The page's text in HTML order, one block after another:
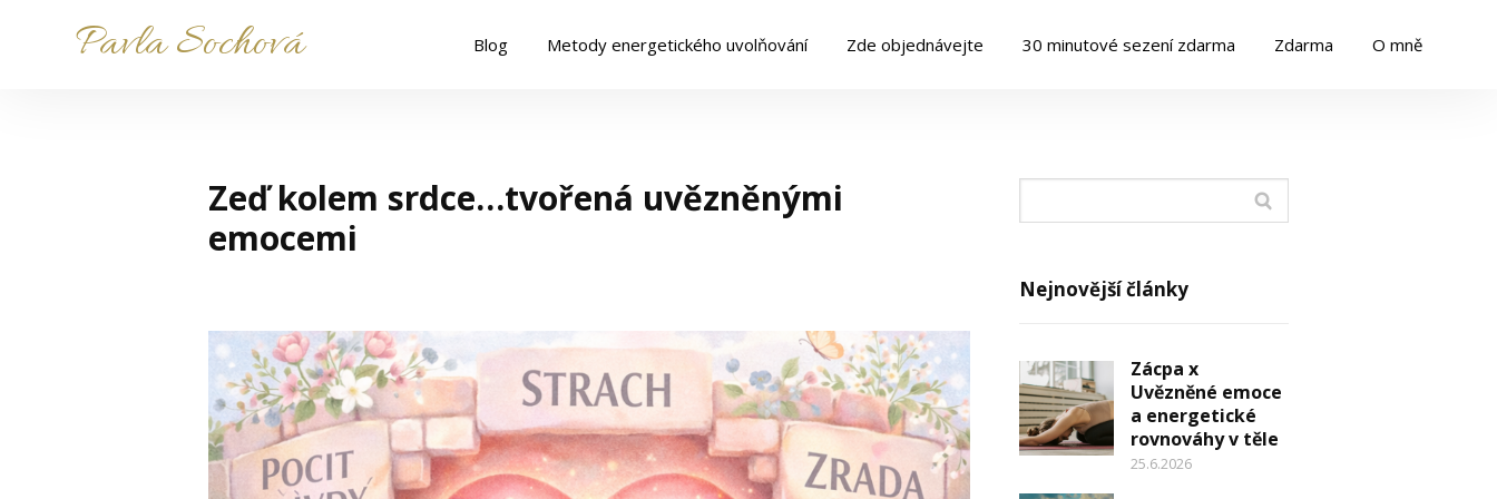
Pavla Sochová Blog Metody energetického uvolňování Zde objednávejte 30 minutové sezení zdarma Zdarma O mně
Zeď kolem srdce…tvořená uvězněnými
emocemi
Nejnovější články
Zácpa x
Uvězněné emoce
a energetické
rovnováhy v těle
25.6.2026